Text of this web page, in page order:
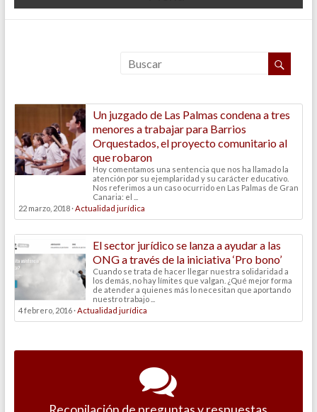
Un juzgado de Las Palmas condena a tres
menores a trabajar para Barrios
Orquestados, el proyecto comunitario al
que robaron
Hoy comentamos una sentencia que nos ha llamado la
atención por su ejemplaridad y su carácter educativo.
Nos referimos a un caso ocurrido en Las Palmas de Gran
Canaria: el ...
22 marzo, 2018 ·Actualidad jurídica
El sector jurídico se lanza a ayudar a las
ONG a través de la iniciativa ‘Pro bono’
Cuando se trata de hacer llegar nuestra solidaridad a
los demás, no hay límites que valgan. ¿Qué mejor forma
de atender a quienes más lo necesitan que aportando
nuestro trabajo ...
4 febrero, 2016 ·Actualidad jurídica